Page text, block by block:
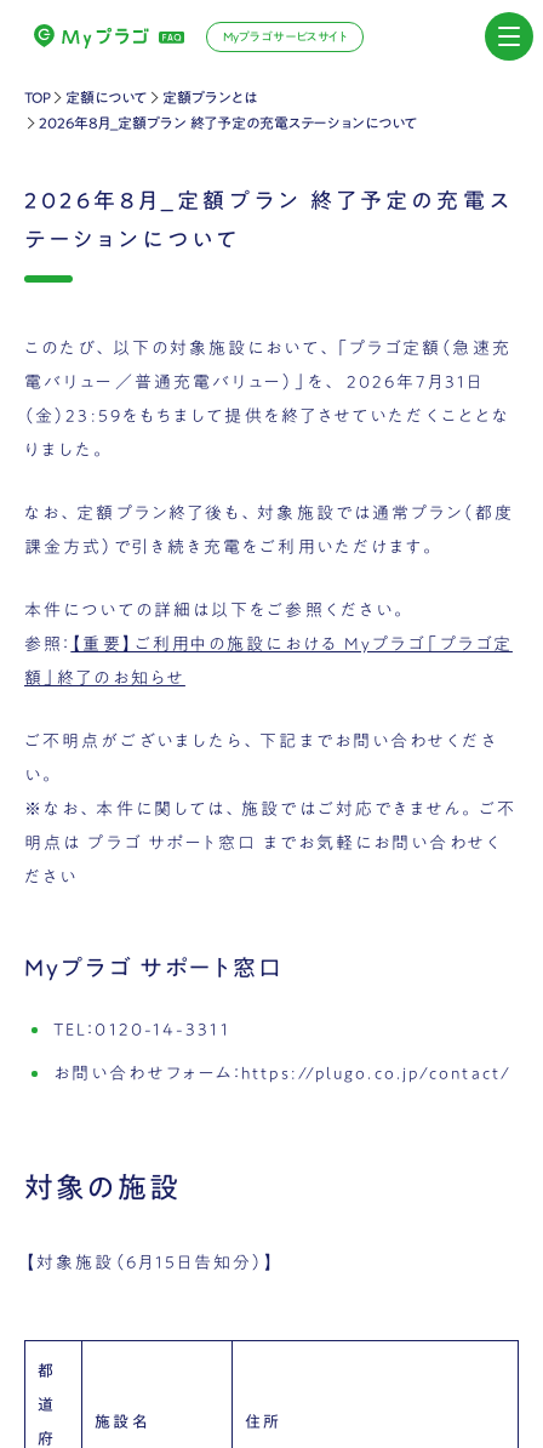
Myプラゴサービスサイト
TOP 定額について
定額プランとは
2026年8月_定額プラン 終了予定の充電ステーションについて
2026年8月_定額プラン 終了予定の充電ス
テーションについて
このたび、 以下の対象施設 において、「プラゴ定額（急速充
電バリュー／普通充電バリュー）」を、
2026年7月31日
（金）23:59 をもちまして提供を終了させていただくこととな
りました。
なお、定額プラン終了後も、対象施設では通常プラン（都度
課金方式）で引き続き充電をご利用いただけます。
本件についての詳細は以下をご参照ください。
参照： 【重要】ご利用中の施設における Myプラゴ「プラゴ定
額」終了のお知らせ
ご不明点がございましたら、下記までお問い合わせくださ
い。
※なお、本件に関しては、施設ではご対応できません。ご不
明点は プラゴ サポート窓口 までお気軽にお問い合わせく
ださい
Myプラゴ サポート窓口
TEL：0120-14-3311
お問い合わせフォーム： https://plugo.co.jp/contact/
対象の施設
【対象施設（6月15日告知分）】
都
道
府
施設名 住所